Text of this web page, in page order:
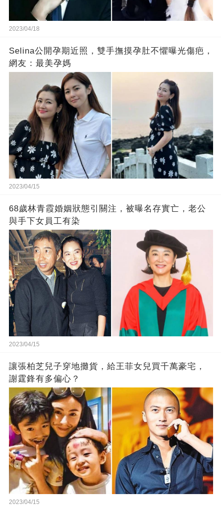
2023/04/18
Selina公開孕期近照，雙手撫摸孕肚不懼曝光傷疤，
網友：最美孕媽
2023/04/15
68歲林青霞婚姻狀態引關注，被曝名存實亡，老公
與手下女員工有染
2023/04/15
讓張柏芝兒子穿地攤貨，給王菲女兒買千萬豪宅，
謝霆鋒有多偏心？
2023/04/15